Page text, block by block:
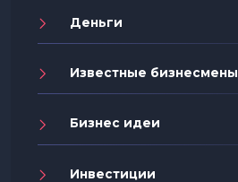
Деньги
Известные бизнесмены
Бизнес идеи
Инвестиции